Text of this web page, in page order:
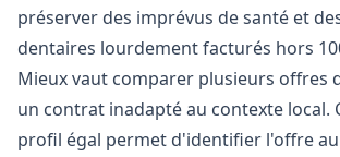
préserver des imprévus de santé et
dentaires lourdement facturés hors
Mieux vaut comparer plusieurs offres
un contrat inadapté au contexte local.
profil égal permet d'identifier l'offre